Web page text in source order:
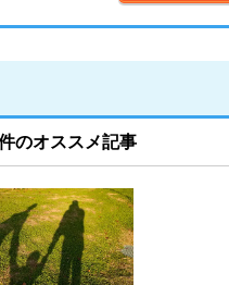
のオススメ記事